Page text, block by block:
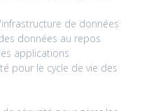
de données
données au repos
applications
pour le cycle de vie des